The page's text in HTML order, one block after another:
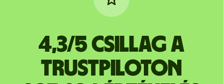
4,3/5 csillag a
Trustpiloton